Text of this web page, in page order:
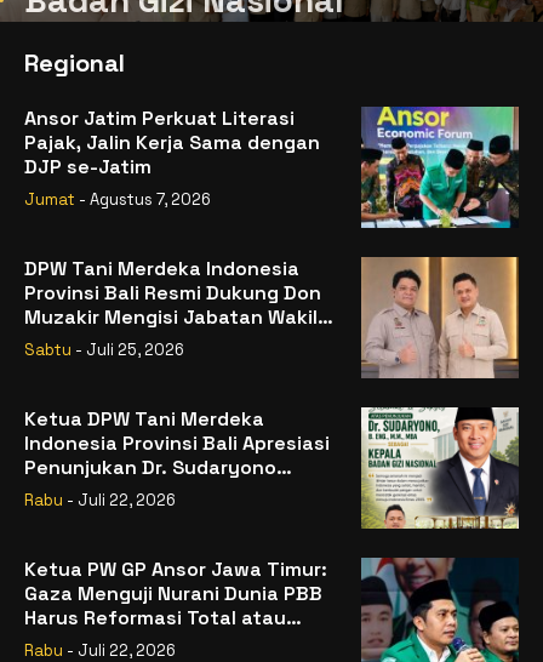
Regional
Ansor Jatim Perkuat Literasi
Pajak, Jalin Kerja Sama dengan
DJP se-Jatim
Jumat - Agustus 7, 2026
DPW Tani Merdeka Indonesia
Provinsi Bali Resmi Dukung Don
Muzakir Mengisi Jabatan Wakil
Menteri Pertanian RI
Sabtu - Juli 25, 2026
Ketua DPW Tani Merdeka
Indonesia Provinsi Bali Apresiasi
Penunjukan Dr. Sudaryono
sebagai Kepala Badan Gizi
Rabu - Juli 22, 2026
Ketua PW GP Ansor Jawa Timur:
Gaza Menguji Nurani Dunia PBB
Harus Reformasi Total atau
Kehilangan Legitimasi
Rabu - Juli 22, 2026